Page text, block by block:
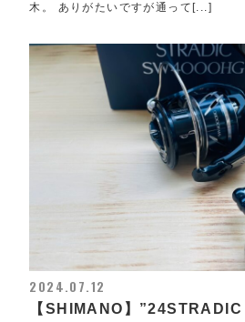
木。 ありがたいですが通って[...]
2024.07.12
【SHIMANO】